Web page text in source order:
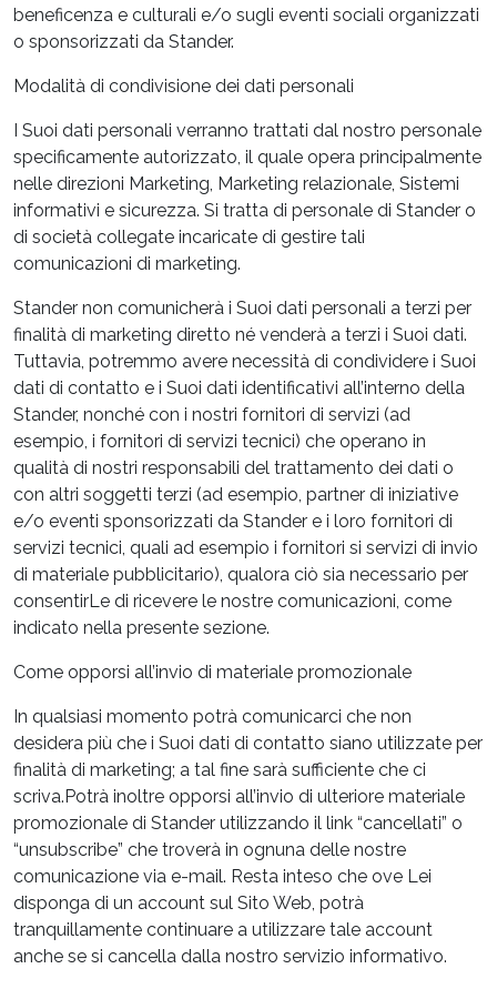
beneficenza e culturali e/o sugli eventi sociali organizzati
o sponsorizzati da Stander.
Modalità di condivisione dei dati personali
I Suoi dati personali verranno trattati dal nostro personale
specificamente autorizzato, il quale opera principalmente
nelle direzioni Marketing, Marketing relazionale, Sistemi
informativi e sicurezza. Si tratta di personale di Stander o
di società collegate incaricate di gestire tali
comunicazioni di marketing.
Stander non comunicherà i Suoi dati personali a terzi per
finalità di marketing diretto né venderà a terzi i Suoi dati.
Tuttavia, potremmo avere necessità di condividere i Suoi
dati di contatto e i Suoi dati identificativi all’interno della
Stander, nonché con i nostri fornitori di servizi (ad
esempio, i fornitori di servizi tecnici) che operano in
qualità di nostri responsabili del trattamento dei dati o
con altri soggetti terzi (ad esempio, partner di iniziative
e/o eventi sponsorizzati da Stander e i loro fornitori di
servizi tecnici, quali ad esempio i fornitori si servizi di invio
di materiale pubblicitario), qualora ciò sia necessario per
consentirLe di ricevere le nostre comunicazioni, come
indicato nella presente sezione.
Come opporsi all’invio di materiale promozionale
In qualsiasi momento potrà comunicarci che non
desidera più che i Suoi dati di contatto siano utilizzate per
finalità di marketing; a tal fine sarà sufficiente che ci
scriva.Potrà inoltre opporsi all’invio di ulteriore materiale
promozionale di Stander utilizzando il link “cancellati” o
“unsubscribe” che troverà in ognuna delle nostre
comunicazione via e-mail. Resta inteso che ove Lei
disponga di un account sul Sito Web, potrà
tranquillamente continuare a utilizzare tale account
anche se si cancella dalla nostro servizio informativo.